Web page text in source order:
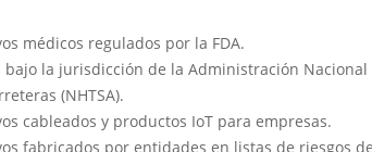
médicos regulados por la FDA.
bajo la jurisdicción de la Administración
(NHTSA).
cableados y productos IoT para empresas.
fabricados por entidades en listas de riesgos